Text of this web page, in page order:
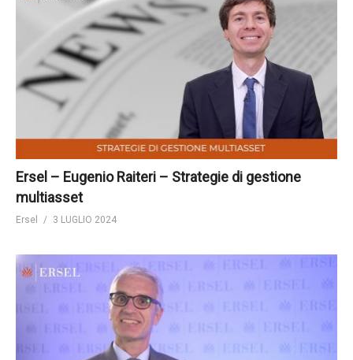
Ersel – Eugenio Raiteri – Strategie di gestione
multiasset
Ersel 3 LUGLIO 2024